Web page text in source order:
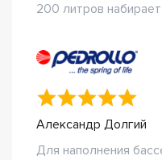
200 литров набирает
Александр Долгий
Для наполнения